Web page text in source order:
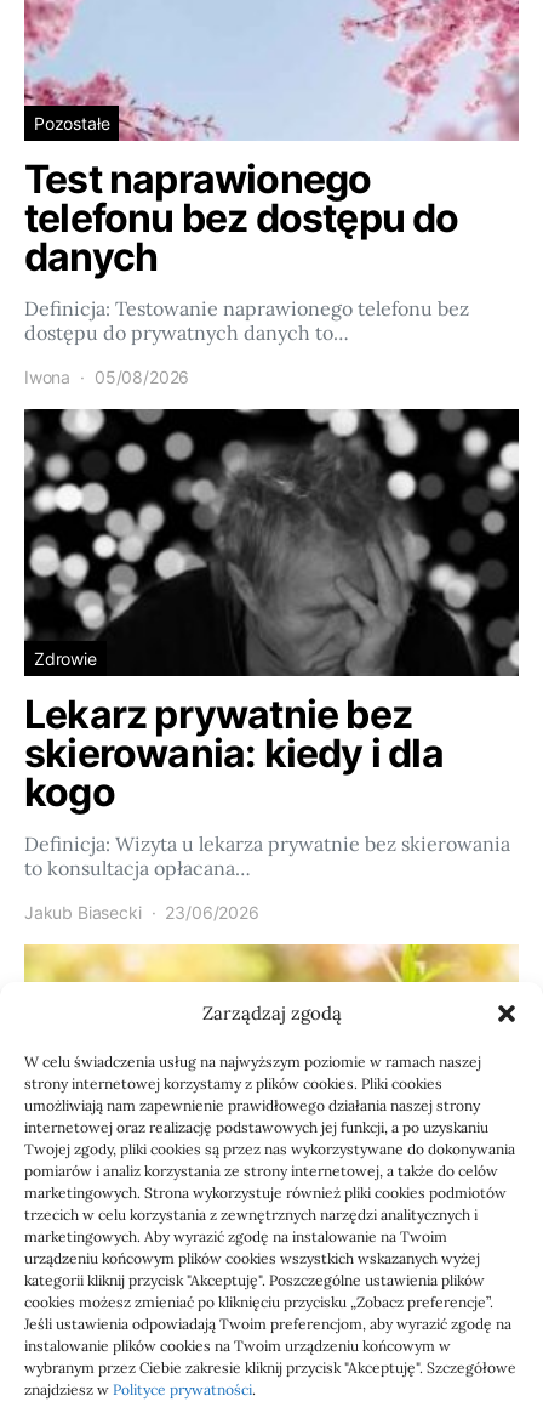
Zarządzaj zgodą
W celu świadczenia usług na najwyższym poziomie w ramach naszej
strony internetowej korzystamy z plików cookies. Pliki cookies
umożliwiają nam zapewnienie prawidłowego działania naszej strony
internetowej oraz realizację podstawowych jej funkcji, a po uzyskaniu
Twojej zgody, pliki cookies są przez nas wykorzystywane do dokonywania
pomiarów i analiz korzystania ze strony internetowej, a także do celów
marketingowych. Strona wykorzystuje również pliki cookies podmiotów
trzecich w celu korzystania z zewnętrznych narzędzi analitycznych i
marketingowych. Aby wyrazić zgodę na instalowanie na Twoim
urządzeniu końcowym plików cookies wszystkich wskazanych wyżej
kategorii kliknij przycisk "Akceptuję". Poszczególne ustawienia plików
cookies możesz zmieniać po kliknięciu przycisku „Zobacz preferencje”.
Jeśli ustawienia odpowiadają Twoim preferencjom, aby wyrazić zgodę na
instalowanie plików cookies na Twoim urządzeniu końcowym w
wybranym przez Ciebie zakresie kliknij przycisk "Akceptuję". Szczegółowe
znajdziesz w Polityce prywatności.
Pozostałe
Test naprawionego
telefonu bez dostępu do
danych
Definicja: Testowanie naprawionego telefonu bez
dostępu do prywatnych danych to…
Iwona 05/08/2026
Zdrowie
Lekarz prywatnie bez
skierowania: kiedy i dla
kogo
Definicja: Wizyta u lekarza prywatnie bez skierowania
to konsultacja opłacana…
Jakub Biasecki 23/06/2026
Usługi
Jak sprawdzić przejęcie
zaległości przez biuro
Definicja: Weryfikacja, czy nowe biuro rachunkowe
przejmie zaległości w dokumentach,…